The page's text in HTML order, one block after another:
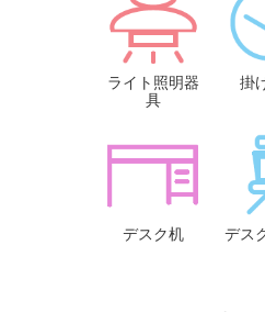
ライト照明器
具
掛
デスク机 デス